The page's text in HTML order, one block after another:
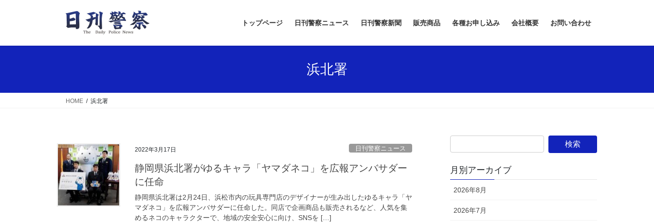
トップページ 日刊警察ニュース 日刊警察新聞 販売商品 各種お申し込み 会社概要 お問い合わせ
浜北署
HOME 浜北署
2022年3月17日 日刊警察ニュース
静岡県浜北署がゆるキャラ「ヤマダネコ」を広報アンバサダー
に任命
静岡県浜北署は2月24日、浜松市内の玩具専門店のデザイナーが生み出したゆるキャラ「ヤ
マダネコ」を広報アンバサダーに任命した。同店で企画商品も販売されるなど、人気を集
めるネコのキャラクターで、地域の安全安心に向け、SNSを […]
月別アーカイブ
2026年8月
2026年7月